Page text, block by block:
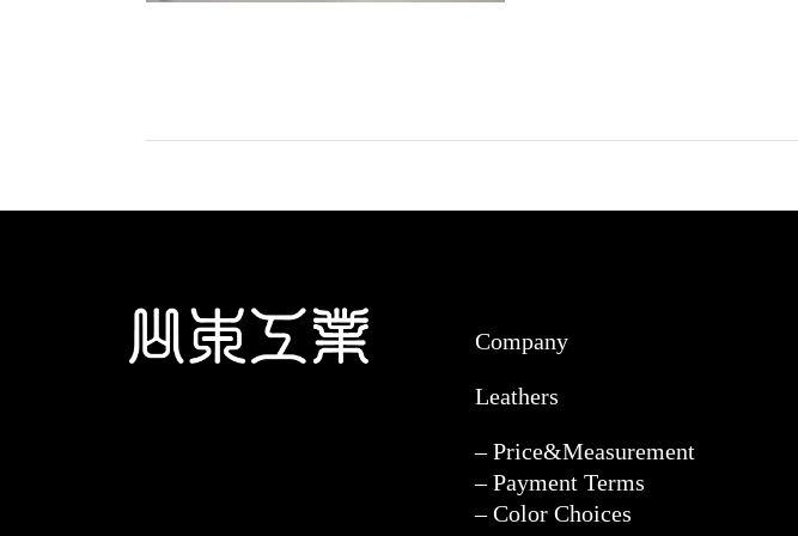
Company
Leathers
– Price&Measurement
– Payment Terms
– Color Choices